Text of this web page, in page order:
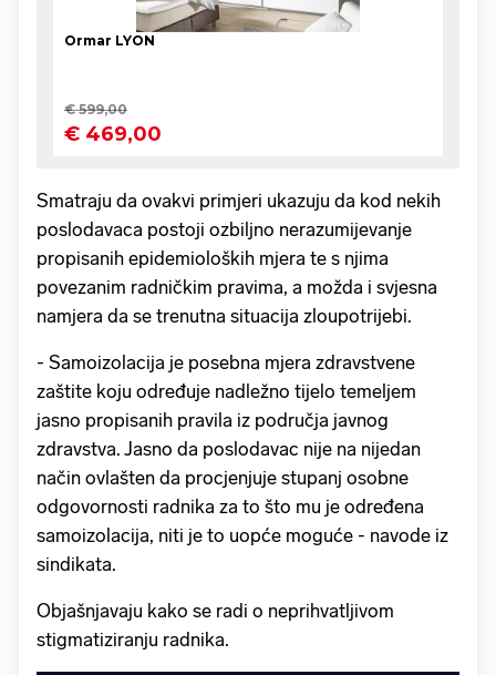
Smatraju da ovakvi primjeri ukazuju da kod nekih
poslodavaca postoji ozbiljno nerazumijevanje
propisanih epidemioloških mjera te s njima
povezanim radničkim pravima, a možda i svjesna
namjera da se trenutna situacija zloupotrijebi.
- Samoizolacija je posebna mjera zdravstvene
zaštite koju određuje nadležno tijelo temeljem
jasno propisanih pravila iz područja javnog
zdravstva. Jasno da poslodavac nije na nijedan
način ovlašten da procjenjuje stupanj osobne
odgovornosti radnika za to što mu je određena
samoizolacija, niti je to uopće moguće - navode iz
sindikata.
Objašnjavaju kako se radi o neprihvatljivom
stigmatiziranju radnika.